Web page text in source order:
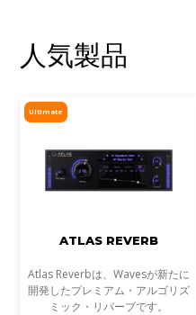
人気製品
Ultimate
ATLAS REVERB
Atlas Reverbは、Wavesが新たに
開発したプレミアム・アルゴリズ
ミック・リバーブです。